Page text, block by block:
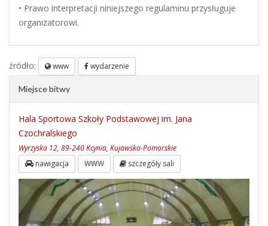
• Prawo interpretacji niniejszego regulaminu przysługuje
organizatorowi.
źródło: www wydarzenie
Miejsce bitwy
Hala Sportowa Szkoły Podstawowej im. Jana
Czochralskiego
Wyrzyska 12, 89-240 Kcynia, Kujawsko-Pomorskie
nawigacja WWW szczegóły sali